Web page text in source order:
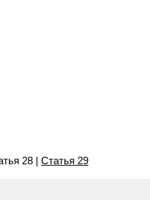
28 | Статья 29